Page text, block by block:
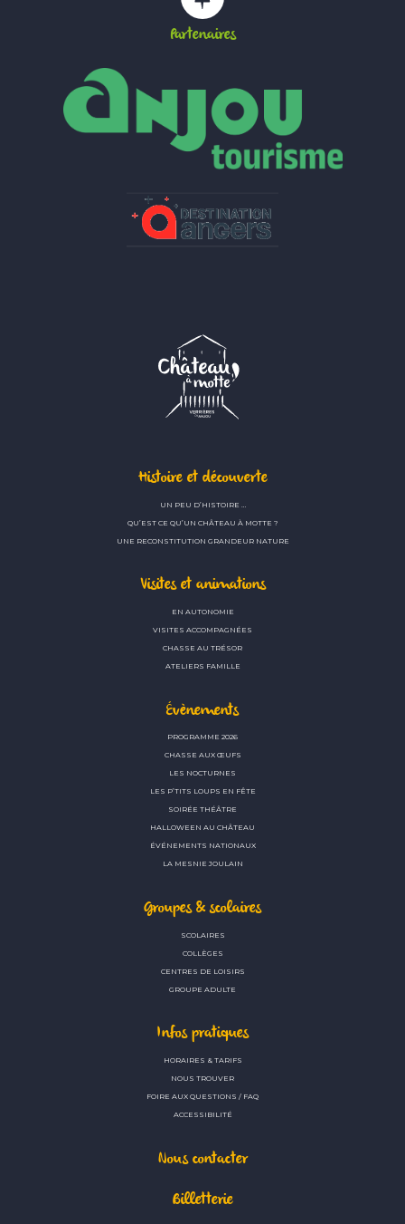
Partenaires
Histoire et découverte
UN PEU D’HISTOIRE …
QU’EST CE QU’UN CHÂTEAU À MOTTE ?
UNE RECONSTITUTION GRANDEUR NATURE
Visites et animations
EN AUTONOMIE
VISITES ACCOMPAGNÉES
CHASSE AU TRÉSOR
ATELIERS FAMILLE
Évènements
PROGRAMME 2026
CHASSE AUX ŒUFS
LES NOCTURNES
LES P’TITS LOUPS EN FÊTE
SOIRÉE THÉÂTRE
HALLOWEEN AU CHÂTEAU
ÉVÉNEMENTS NATIONAUX
LA MESNIE JOULAIN
Groupes & scolaires
SCOLAIRES
COLLÈGES
CENTRES DE LOISIRS
GROUPE ADULTE
Infos pratiques
HORAIRES & TARIFS
NOUS TROUVER
FOIRE AUX QUESTIONS / FAQ
ACCESSIBILITÉ
Nous contacter
Billetterie